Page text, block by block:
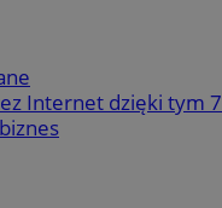
Internet dzięki tym